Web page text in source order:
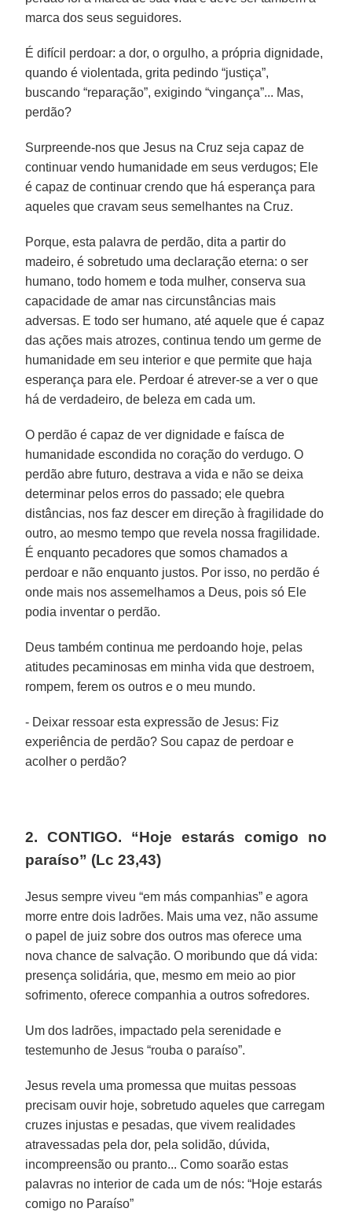
marca dos seus seguidores.
É difícil perdoar: a dor, o orgulho, a própria dignidade,
quando é violentada, grita pedindo “justiça”,
buscando “reparação”, exigindo “vingança”... Mas,
perdão?
Surpreende-nos que Jesus na Cruz seja capaz de
continuar vendo humanidade em seus verdugos; Ele
é capaz de continuar crendo que há esperança para
aqueles que cravam seus semelhantes na Cruz.
Porque, esta palavra de perdão, dita a partir do
madeiro, é sobretudo uma declaração eterna: o ser
humano, todo homem e toda mulher, conserva sua
capacidade de amar nas circunstâncias mais
adversas. E todo ser humano, até aquele que é capaz
das ações mais atrozes, continua tendo um germe de
humanidade em seu interior e que permite que haja
esperança para ele. Perdoar é atrever-se a ver o que
há de verdadeiro, de beleza em cada um.
O perdão é capaz de ver dignidade e faísca de
humanidade escondida no coração do verdugo. O
perdão abre futuro, destrava a vida e não se deixa
determinar pelos erros do passado; ele quebra
distâncias, nos faz descer em direção à fragilidade do
outro, ao mesmo tempo que revela nossa fragilidade.
É enquanto pecadores que somos chamados a
perdoar e não enquanto justos. Por isso, no perdão é
onde mais nos assemelhamos a Deus, pois só Ele
podia inventar o perdão.
Deus também continua me perdoando hoje, pelas
atitudes pecaminosas em minha vida que destroem,
rompem, ferem os outros e o meu mundo.
- Deixar ressoar esta expressão de Jesus: Fiz
experiência de perdão? Sou capaz de perdoar e
acolher o perdão?
2. CONTIGO. “Hoje estarás comigo no
paraíso” (Lc 23,43)
Jesus sempre viveu “em más companhias” e agora
morre entre dois ladrões. Mais uma vez, não assume
o papel de juiz sobre dos outros mas oferece uma
nova chance de salvação. O moribundo que dá vida:
presença solidária, que, mesmo em meio ao pior
sofrimento, oferece companhia a outros sofredores.
Um dos ladrões, impactado pela serenidade e
testemunho de Jesus “rouba o paraíso”.
Jesus revela uma promessa que muitas pessoas
precisam ouvir hoje, sobretudo aqueles que carregam
cruzes injustas e pesadas, que vivem realidades
atravessadas pela dor, pela solidão, dúvida,
incompreensão ou pranto... Como soarão estas
palavras no interior de cada um de nós: “Hoje estarás
comigo no Paraíso”